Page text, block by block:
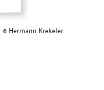
© Hermann Krekeler